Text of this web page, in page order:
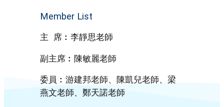
Member List
主 席︰李靜思老師
副主席︰陳敏麗老師
委員︰游建邦老師、陳凱兒老師、梁
燕文老師、鄭天諾老師